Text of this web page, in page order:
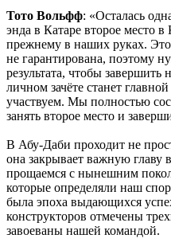
Тото Вольфф: «Осталась
энда в Катаре второе место
прежнему в наших руках.
не гарантирована, поэтому
результата, чтобы завершить
личном зачёте станет
участвуем. Мы полностью
занять второе место и
В Абу-Даби проходит не
она закрывает важную
прощаемся с нынешним
которые определяли наш
была эпоха выдающихся
конструкторов отмечены
завоеваны нашей командой.